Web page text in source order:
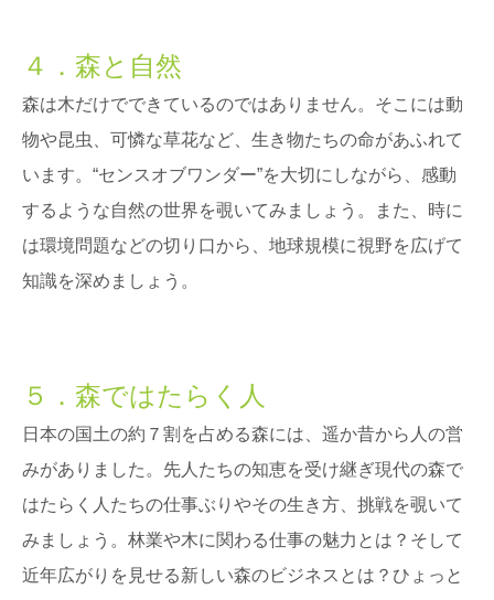
４．森と自然
森は木だけでできているのではありません。そこには動
物や昆虫、可憐な草花など、生き物たちの命があふれて
います。“センスオブワンダー”を大切にしながら、感動
するような自然の世界を覗いてみましょう。また、時に
は環境問題などの切り口から、地球規模に視野を広げて
知識を深めましょう。
５．森ではたらく人
日本の国土の約７割を占める森には、遥か昔から人の営
みがありました。先人たちの知恵を受け継ぎ現代の森で
はたらく人たちの仕事ぶりやその生き方、挑戦を覗いて
みましょう。林業や木に関わる仕事の魅力とは？そして
近年広がりを見せる新しい森のビジネスとは？ひょっと